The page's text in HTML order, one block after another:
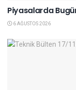
Piyasalarda
6 AĞUSTOS 2026